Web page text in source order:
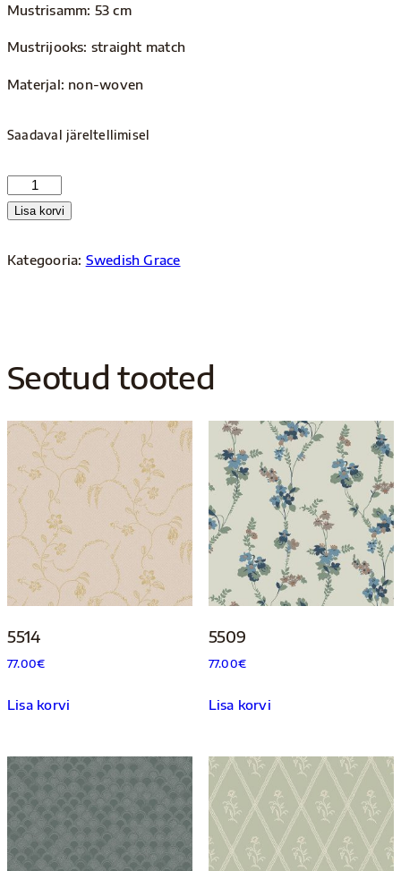
Mustrisamm: 53 cm
Mustrijooks: straight match
Materjal: non-woven
Saadaval järeltellimisel
kogus
Lisa korvi
Kategooria: Swedish Grace
Seotud tooted
5514
77.00€
Lisa korvi
5509
77.00€
Lisa korvi